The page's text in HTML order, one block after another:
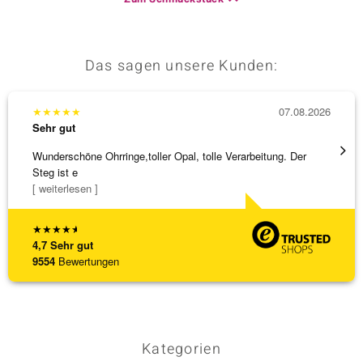
Das sagen unsere Kunden:
★★★★★
4,7 Sehr gut
9554 Bewertungen
★★★★★
Sehr gut
Wunderschöne Ohrringe,toller Opal, tolle Verarbeitung. Der
Steg ist e
[ weiterlesen ]
07.08.2026
Die
Kategorien